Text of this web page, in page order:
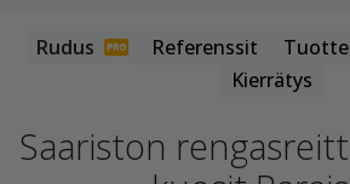
Referenssit
Kierrätys
Saariston